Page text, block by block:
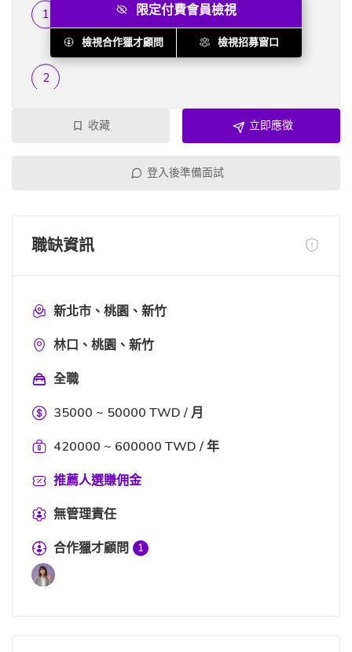
履歷篩選
...
限定付費會員檢視
檢視合作獵才顧問 檢視招募窗口
收藏 立即應徵
登入後準備面試
職缺資訊
新北市、桃園、新竹
林口、桃園、新竹
全職
35000 ~ 50000 TWD / 月
420000 ~ 600000 TWD / 年
推薦人選賺佣金
無管理責任
合作獵才顧問
1